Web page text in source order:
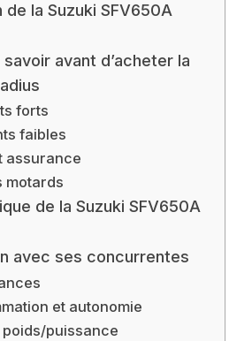
la Suzuki SFV650A
savoir avant d’acheter la
forts
faibles
assurance
motards
de la Suzuki SFV650A
avec ses concurrentes
et autonomie
poids/puissance